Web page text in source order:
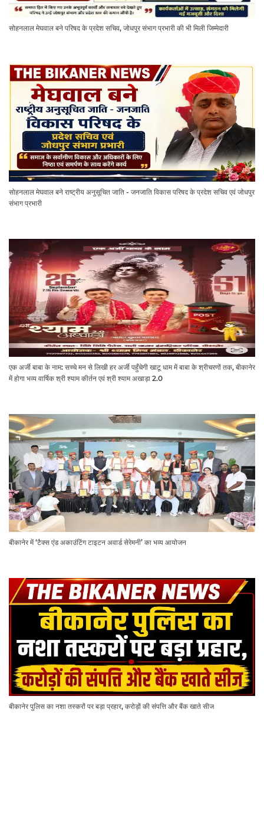
सोहनलाल मेघवाल बने परिषद के प्रदेश सचिव, जोधपुर संभाग प्रभारी की भी मिली जिम्मेदारी
सोहनलाल मेघवाल बने राष्ट्रीय अनुसूचित जाति - जनजाति विकास परिषद के प्रदेश सचिव एवं जोधपुर
संभाग प्रभारी
एक अर्जी बाबा के नाम: सच्चे मन से लिखी हर अर्जी पहुँचेगी खाटू धाम में बाबा के श्रीचरणों तक, बीकानेर
में होगा भव्य वार्षिक श्री श्याम कीर्तन एवं श्री श्याम अखाड़ा 2.0
बीकानेर में ‘टैक्स एंड अकाउंटिंग टाइटन अवार्ड सेरेमनी’ का भव्य आयोजन
बीकानेर पुलिस का नशा तस्करों पर बड़ा प्रहार, करोड़ों की संपत्ति और बैंक खाते सीज